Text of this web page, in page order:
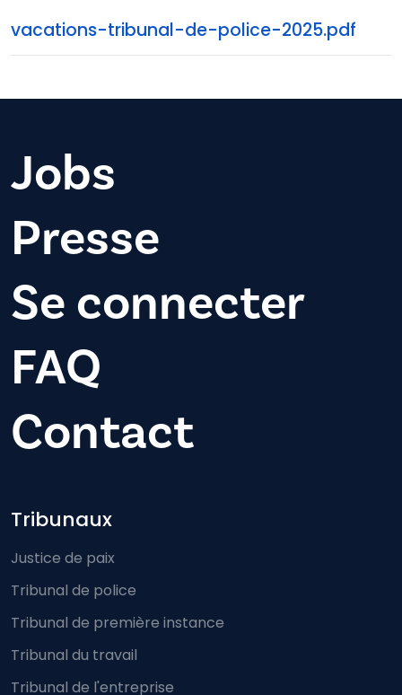
vacations-tribunal-de-police-2025.pdf
Jobs
Presse
Se connecter
FAQ
Contact
Footer-menu
Tribunaux
Justice de paix
Tribunal de police
Tribunal de première instance
Tribunal du travail
Tribunal de l'entreprise